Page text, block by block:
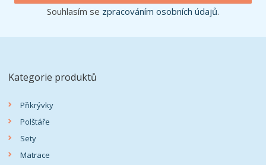
Souhlasím se zpracováním osobních údajů.
Kategorie produktů
Přikrývky
Polštáře
Sety
Matrace